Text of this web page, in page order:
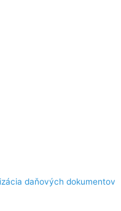
daňových dokumentov